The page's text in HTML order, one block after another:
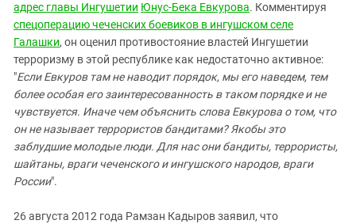
адрес главы Ингушетии Юнус-Бека Евкурова. Комментируя
спецоперацию чеченских боевиков в ингушском селе
Галашки, он оценил противостояние властей Ингушетии
терроризму в этой республике как недостаточно активное:
"Если Евкуров там не наводит порядок, мы его наведем, тем
более особая его заинтересованность в таком порядке и не
чувствуется. Иначе чем объяснить слова Евкурова о том, что
он не называет террористов бандитами? Якобы это
заблудшие молодые люди. Для нас они бандиты, террористы,
шайтаны, враги чеченского и ингушского народов, враги
России".
26 августа 2012 года Рамзан Кадыров заявил, что